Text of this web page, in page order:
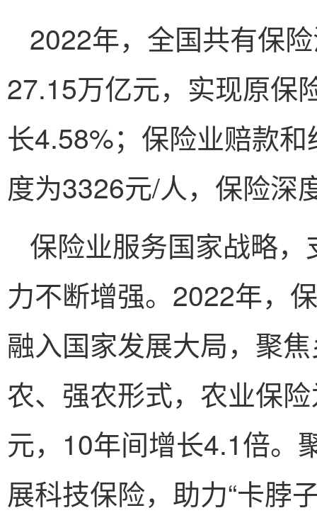
2022年，全国共有保
27.15万亿元，实现原保
长4.58%；保险业赔款
度为3326元/人，保险深
保险业服务国家战略
力不断增强。2022年，
融入国家发展大局，聚
农、强农形式，农业保
元，10年间增长4.1倍。
展科技保险，助力“卡脖